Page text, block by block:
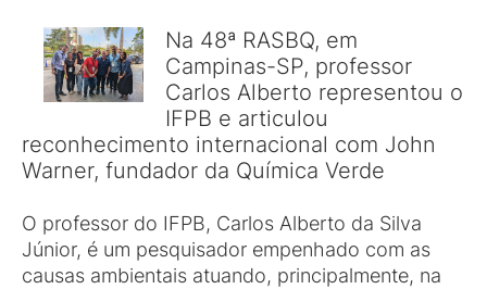
Na 48ª RASBQ, em
Campinas-SP, professor
Carlos Alberto representou o
IFPB e articulou
reconhecimento internacional com John
Warner, fundador da Química Verde
O professor do IFPB, Carlos Alberto da Silva
Júnior, é um pesquisador empenhado com as
causas ambientais atuando, principalmente, na